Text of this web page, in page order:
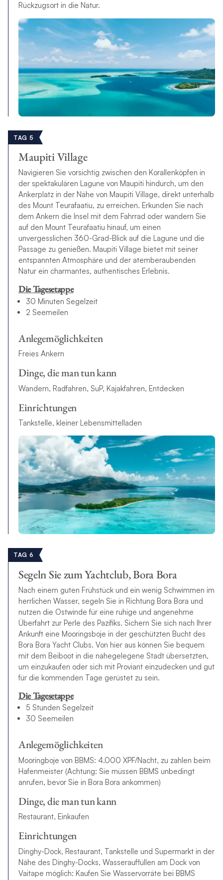
Rückzugsort in die Natur.
TAG 5
Maupiti Village
Navigieren Sie vorsichtig zwischen den Korallenköpfen in
der spektakulären Lagune von Maupiti hindurch, um den
Ankerplatz in der Nähe von Maupiti Village, direkt unterhalb
des Mount Teurafaatiu, zu erreichen. Erkunden Sie nach
dem Ankern die Insel mit dem Fahrrad oder wandern Sie
auf den Mount Teurafaatiu hinauf, um einen
unvergesslichen 360-Grad-Blick auf die Lagune und die
Passage zu genießen. Maupiti Village bietet mit seiner
entspannten Atmosphäre und der atemberaubenden
Natur ein charmantes, authentisches Erlebnis.
Die Tagesetappe
30 Minuten Segelzeit
2 Seemeilen
Anlegemöglichkeiten
Freies Ankern
Dinge, die man tun kann
Wandern, Radfahren, SuP, Kajakfahren, Entdecken
Einrichtungen
Tankstelle, kleiner Lebensmittelladen
TAG 6
Segeln Sie zum Yachtclub, Bora Bora
Nach einem guten Frühstück und ein wenig Schwimmen im
herrlichen Wasser, segeln Sie in Richtung Bora Bora und
nutzen die Ostwinde für eine ruhige und angenehme
Überfahrt zur Perle des Pazifiks. Sichern Sie sich nach Ihrer
Ankunft eine Mooringsboje in der geschützten Bucht des
Bora Bora Yacht Clubs. Von hier aus können Sie bequem
mit dem Beiboot in die nahegelegene Stadt übersetzten,
um einzukaufen oder sich mit Proviant einzudecken und gut
für die kommenden Tage gerüstet zu sein.
Die Tagesetappe
5 Stunden Segelzeit
30 Seemeilen
Anlegemöglichkeiten
Mooringboje von BBMS: 4.000 XPF/Nacht, zu zahlen beim
Hafenmeister (Achtung: Sie müssen BBMS unbedingt
anrufen, bevor Sie in Bora Bora ankommen)
Dinge, die man tun kann
Restaurant, Einkaufen
Einrichtungen
Dinghy-Dock, Restaurant, Tankstelle und Supermarkt in der
Nähe des Dinghy-Docks, Wasserauffüllen am Dock von
Vaitape möglich: Kaufen Sie Wasservorräte bei BBMS